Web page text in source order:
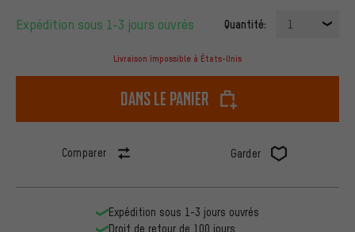
Expédition sous 1-3 jours ouvrés Quantité: 1
Livraison impossible à États-Unis
dans le panier
Comparer Garder
Expédition sous 1-3 jours ouvrés
Droit de retour de 100 jours